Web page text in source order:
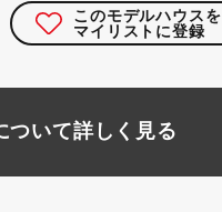
このモデルハウスを
マイリストに登録
ついて詳しく見る